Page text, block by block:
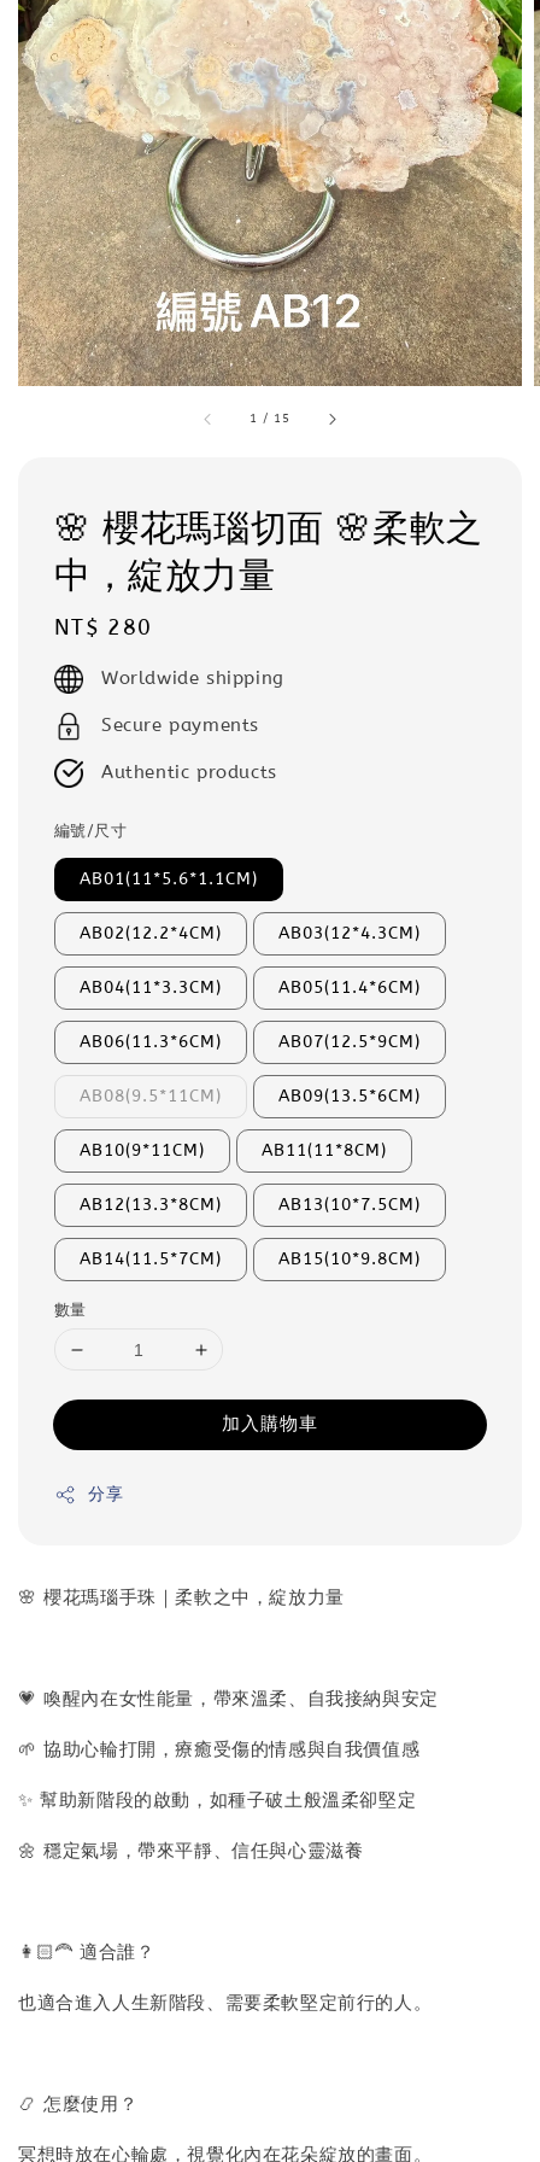
1 / 15
🌸 櫻花瑪瑙切面 🌸柔軟之
中，綻放力量
Regular
price
NT$ 280
Worldwide shipping
Secure payments
Authentic products
編號/尺寸
AB01(11*5.6*1.1CM)
AB02(12.2*4CM) AB03(12*4.3CM)
AB04(11*3.3CM) AB05(11.4*6CM)
AB06(11.3*6CM) AB07(12.5*9CM)
AB08(9.5*11CM) AB09(13.5*6CM)
AB10(9*11CM) AB11(11*8CM)
AB12(13.3*8CM) AB13(10*7.5CM)
AB14(11.5*7CM) AB15(10*9.8CM)
數量
加入購物車
分享
🌸 櫻花瑪瑙手珠｜柔軟之中，綻放力量
💗 喚醒內在女性能量，帶來溫柔、自我接納與安定
🌱 協助心輪打開，療癒受傷的情感與自我價值感
✨ 幫助新階段的啟動，如種子破土般溫柔卻堅定
🌼 穩定氣場，帶來平靜、信任與心靈滋養
👩🏻‍🦰 適合誰？
也適合進入人生新階段、需要柔軟堅定前行的人。
📿 怎麼使用？
冥想時放在心輪處，視覺化內在花朵綻放的畫面。